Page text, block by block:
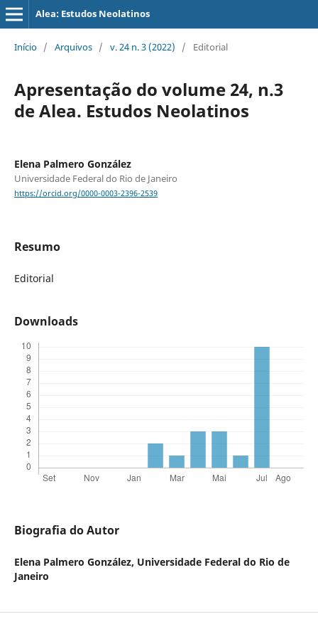
Alea: Estudos Neolatinos
Início / Arquivos / v. 24 n. 3 (2022) / Editorial
Apresentação do volume 24, n.3
de Alea. Estudos Neolatinos
Elena Palmero González
Universidade Federal do Rio de Janeiro
https://orcid.org/0000-0003-2396-2539
Resumo
Editorial
Downloads
Biografia do Autor
Elena Palmero González, Universidade Federal do Rio de
Janeiro